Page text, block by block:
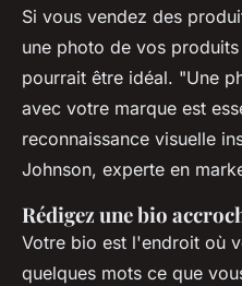
Si vous vendez des
une photo de vos
pourrait être idéal. "Une
avec votre marque est
reconnaissance visuelle
Johnson, experte en
Rédigez une bio
Votre bio est l'endroit où
quelques mots ce que